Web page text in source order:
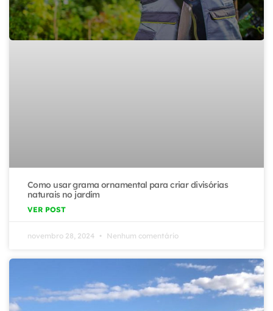
Como usar grama ornamental para criar divisórias
naturais no jardim
VER POST
novembro 28, 2024 Nenhum comentário